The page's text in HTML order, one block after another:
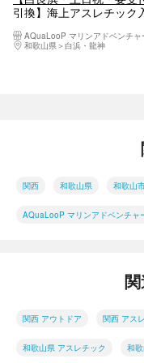
引換】海上アスレチック
券1,000円つき
和歌山県
白浜・龍神
関西 和歌山県 和歌山
AQuaLooP マリンアドベンチャ
関西 アウトドア 関西 アス
和歌山県 アスレチック 和